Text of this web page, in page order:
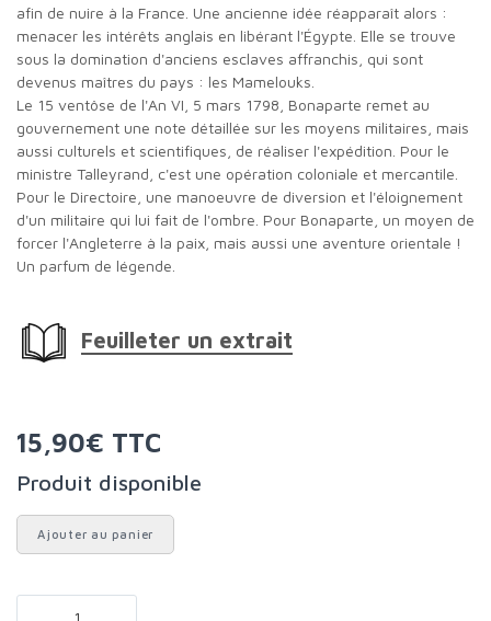
afin de nuire à la France. Une ancienne idée réapparaît alors :
menacer les intérêts anglais en libérant l'Égypte. Elle se trouve
sous la domination d'anciens esclaves affranchis, qui sont
devenus maîtres du pays : les Mamelouks.
Le 15 ventôse de l'An VI, 5 mars 1798, Bonaparte remet au
gouvernement une note détaillée sur les moyens militaires, mais
aussi culturels et scientifiques, de réaliser l'expédition. Pour le
ministre Talleyrand, c'est une opération coloniale et mercantile.
Pour le Directoire, une manoeuvre de diversion et l'éloignement
d'un militaire qui lui fait de l'ombre. Pour Bonaparte, un moyen de
forcer l'Angleterre à la paix, mais aussi une aventure orientale !
Un parfum de légende.
Feuilleter un extrait
15,90€ TTC
Produit disponible
Ajouter au panier